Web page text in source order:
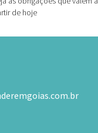
de hoje